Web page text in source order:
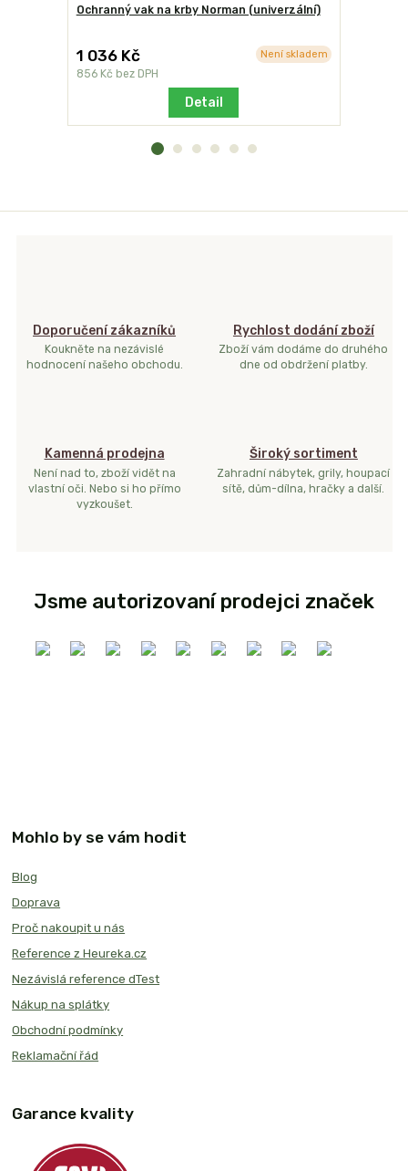
Ochranný vak na krby Norman (univerzální)
1 036 Kč
856 Kč bez DPH
Není skladem
Detail
Doporučení zákazníků
Koukněte na nezávislé
hodnocení našeho obchodu.
Rychlost dodání zboží
Zboží vám dodáme do druhého
dne od obdržení platby.
Kamenná prodejna
Není nad to, zboží vidět na
vlastní oči. Nebo si ho přímo
vyzkoušet.
Široký sortiment
Zahradní nábytek, grily, houpací
sítě, dům-dílna, hračky a další.
Jsme autorizovaní prodejci značek
Mohlo by se vám hodit
Blog
Doprava
Proč nakoupit u nás
Reference z Heureka.cz
Nezávislá reference dTest
Nákup na splátky
Obchodní podmínky
Reklamační řád
Garance kvality